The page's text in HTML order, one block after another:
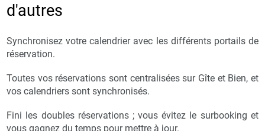
d'autres
Synchronisez votre calendrier avec les différents portails de
réservation.
Toutes vos réservations sont centralisées sur Gîte et Bien, et
vos calendriers sont synchronisés.
Fini les doubles réservations ; vous évitez le surbooking et
vous gagnez du temps pour mettre à jour.